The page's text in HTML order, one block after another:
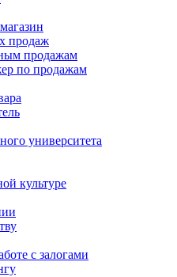
продаж
продажам
по продажам
университета
культуре
с залогами